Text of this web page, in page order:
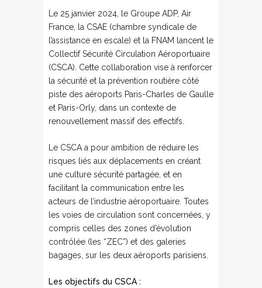
Le 25 janvier 2024, le Groupe ADP, Air
France, la CSAE (chambre syndicale de
l’assistance en escale) et la FNAM lancent le
Collectif Sécurité Circulation Aéroportuaire
(CSCA). Cette collaboration vise à renforcer
la sécurité et la prévention routière côté
piste des aéroports Paris-Charles de Gaulle
et Paris-Orly, dans un contexte de
renouvellement massif des effectifs.
Le CSCA a pour ambition de réduire les
risques liés aux déplacements en créant
une culture sécurité partagée, et en
facilitant la communication entre les
acteurs de l’industrie aéroportuaire. Toutes
les voies de circulation sont concernées, y
compris celles des zones d’évolution
contrôlée (les “ZEC”) et des galeries
bagages, sur les deux aéroports parisiens.
Les objectifs du CSCA :